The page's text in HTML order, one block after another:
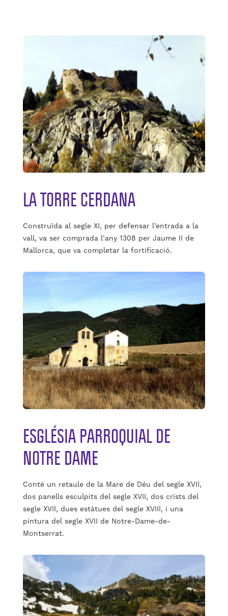
LA TORRE CERDANA
Construïda al segle XI, per defensar l’entrada a la
vall, va ser comprada l’any 1308 per Jaume II de
Mallorca, que va completar la fortificació.
ESGLÉSIA PARROQUIAL DE
NOTRE DAME
Conté un retaule de la Mare de Déu del segle XVII,
dos panells esculpits del segle XVII, dos crists del
segle XVII, dues estàtues del segle XVIII, i una
pintura del segle XVII de Notre-Dame-de-
Montserrat.